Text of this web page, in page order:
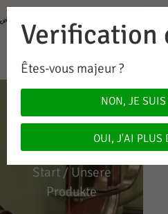
UNSERE
PRODUKTE
Start/ Unsere
Produkte
Verification
Êtes-vous majeur ?
NON, JE
OUI, J'AI PLUS